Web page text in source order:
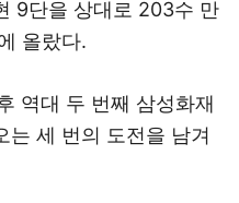
9단을 상대로 203수 만
올랐다.
역대 두 번째 삼성화재
는 세 번의 도전을 남겨